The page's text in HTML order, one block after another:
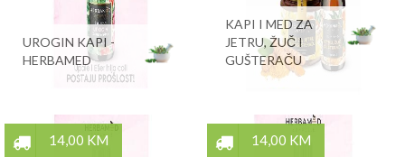
UROGIN KAPI -
HERBAMED
KAPI I MED ZA
JETRU, ŽUČ I
GUŠTERAČU
14,00 KM 14,00 KM